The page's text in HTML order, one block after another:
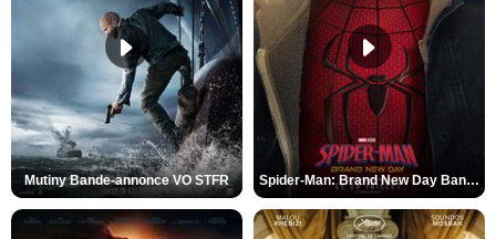
Mutiny Bande-annonce VO STFR Spider-Man: Brand New Day Bande-annonce VO STFR